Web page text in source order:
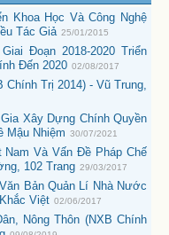
Khoa Học Và Công Nghệ
Tác Giả 25/01/2015
Đoạn 2018-2020 Triển
Đến 2020 02/08/2017
Chính Trị 2014) - Vũ Trung,
Xây Dựng Chính Quyền
Mậu Nhiệm 30/07/2021
Nam Và Vấn Đề Pháp Chế
102 Trang 29/03/2017
Bản Quản Lí Nhà Nước
Việt 02/06/2017
Nông Thôn (NXB Chính